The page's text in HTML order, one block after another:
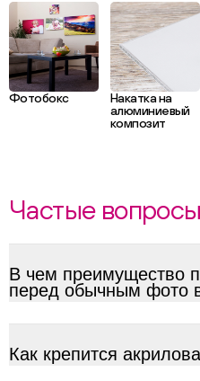
Фотобокс
Накатка на
алюминиевый
композит
Частые вопросы
В чем преимущество
перед обычным фото
Как крепится